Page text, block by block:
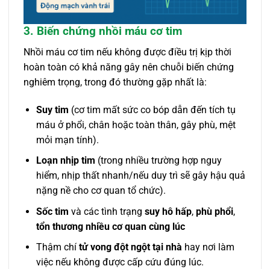
3. Biến chứng nhồi máu cơ tim
Nhồi máu cơ tim nếu không được điều trị kịp thời
hoàn toàn có khả năng gây nên chuỗi biến chứng
nghiêm trọng, trong đó thường gặp nhất là:
Suy tim (cơ tim mất sức co bóp dẫn đến tích tụ
máu ở phổi, chân hoặc toàn thân, gây phù, mệt
mỏi mạn tính).
Loạn nhịp tim (trong nhiều trường hợp nguy
hiểm, nhịp thất nhanh/nếu duy trì sẽ gây hậu quả
nặng nề cho cơ quan tổ chức).
Sốc tim và các tình trạng suy hô hấp, phù phổi,
tổn thương nhiều cơ quan cùng lúc
Thậm chí tử vong đột ngột tại nhà hay nơi làm
việc nếu không được cấp cứu đúng lúc.